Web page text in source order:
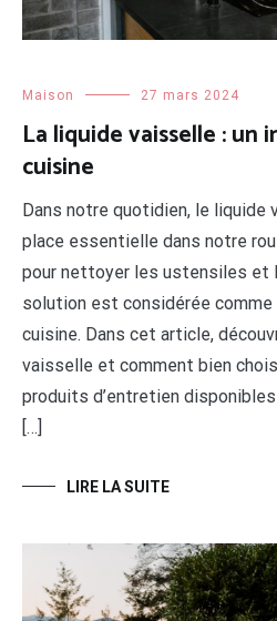
Maison 27 mars 2024
La liquide vaisselle : un
cuisine
Dans notre quotidien, le liquide
place essentielle dans notre
pour nettoyer les ustensiles et
solution est considérée comme
cuisine. Dans cet article,
vaisselle et comment bien
produits d’entretien
[…]
LIRE LA SUITE